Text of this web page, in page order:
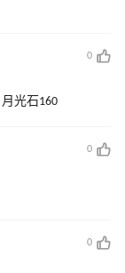
0
光石160
0
0